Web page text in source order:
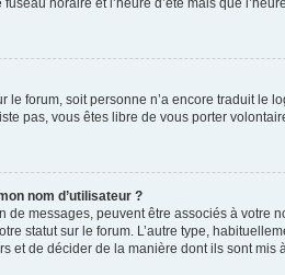
horaire et l’heure d’été mais que
le forum, soit personne n’a encore traduit
pas, vous êtes libre de vous porter
nom d’utilisateur ?
messages, peuvent être associés à votre
statut sur le forum. L’autre type,
et de décider de la manière dont ils sont